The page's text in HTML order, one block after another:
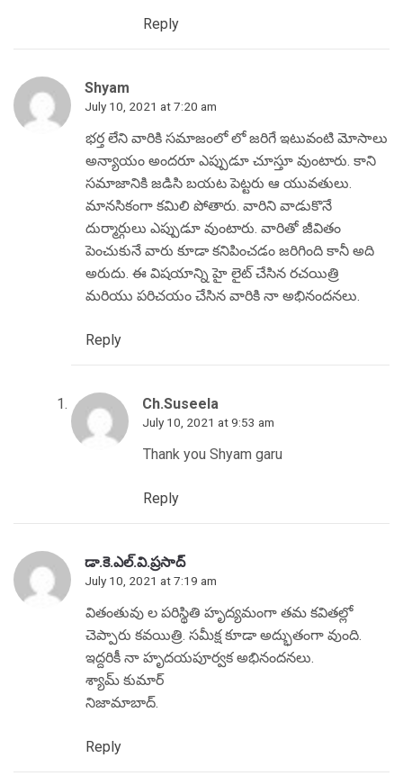
Reply
Shyam
July 10, 2021 at 7:20 am
భర్త లేని వారికి సమాజంలో లో జరిగే ఇటువంటి మోసాలు
అన్యాయం అందరూ ఎప్పుడూ చూస్తూ వుంటారు. కాని
సమాజానికి జడిసి బయట పెట్టరు ఆ యువతులు.
మానసికంగా కమిలి పోతారు. వారిని వాడుకొనే
దుర్మార్గులు ఎప్పుడూ వుంటారు. వారితో జీవితం
పెంచుకునే వారు కూడా కనిపించడం జరిగింది కానీ అది
అరుదు. ఈ విషయాన్ని హై లైట్ చేసిన రచయిత్రి
మరియు పరిచయం చేసిన వారికి నా అభినందనలు.
Reply
Ch.Suseela
July 10, 2021 at 9:53 am
Thank you Shyam garu
Reply
డా.కె.ఎల్.వి.ప్రసాద్
July 10, 2021 at 7:19 am
వితంతువు ల పరిస్థితి హృద్యమంగా తమ కవితల్లో
చెప్పారు కవయిత్రి. సమీక్ష కూడా అద్భుతంగా వుంది.
ఇద్దరికీ నా హృదయపూర్వక అభినందనలు.
శ్యామ్ కుమార్
నిజామాబాద్.
Reply